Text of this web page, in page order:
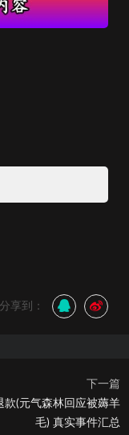
分享到：
下一篇
(元气森林回应被薅羊
毛) 真实事件汇总